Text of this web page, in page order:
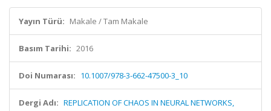
Yayın Türü: Makale / Tam Makale
Basım Tarihi: 2016
Doi Numarası: 10.1007/978-3-662-47500-3_10
Dergi Adı: REPLICATION OF CHAOS IN NEURAL NETWORKS,